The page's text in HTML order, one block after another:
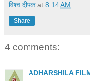
विश्व दीपक at 8:14 AM
Share
4 comments:
ADHARSHILA